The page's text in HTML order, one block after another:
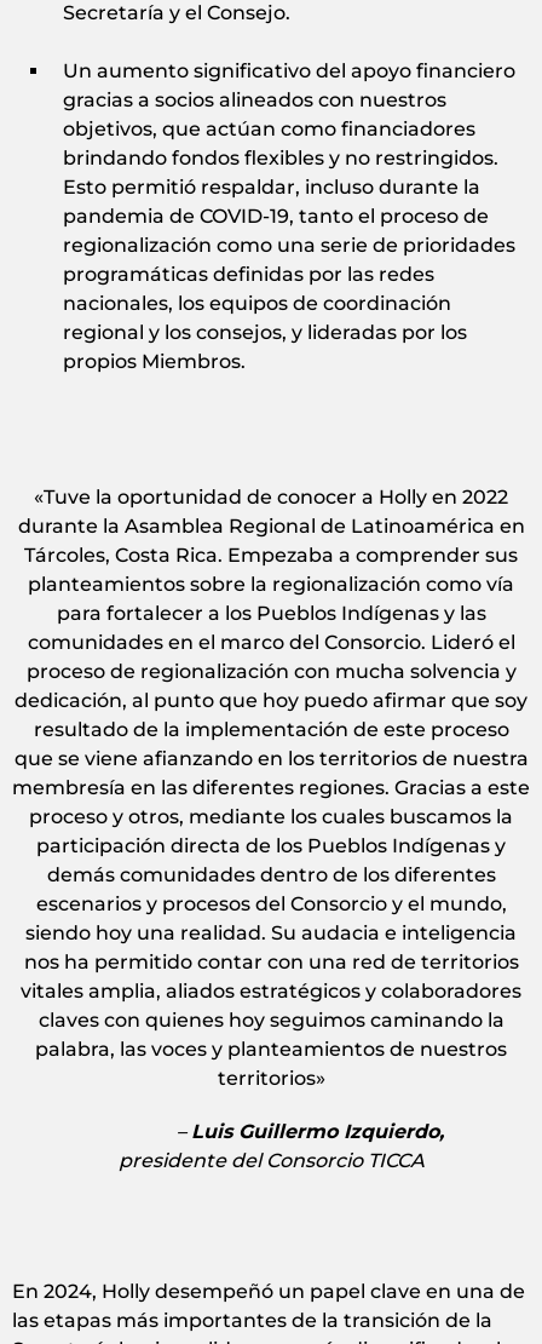
Secretaría y el Consejo.
Un aumento significativo del apoyo financiero
gracias a socios alineados con nuestros
objetivos, que actúan como financiadores
brindando fondos flexibles y no restringidos.
Esto permitió respaldar, incluso durante la
pandemia de COVID‑19, tanto el proceso de
regionalización como una serie de prioridades
programáticas definidas por las redes
nacionales, los equipos de coordinación
regional y los consejos, y lideradas por los
propios Miembros.
«Tuve la oportunidad de conocer a Holly en 2022
durante la Asamblea Regional de Latinoamérica en
Tárcoles, Costa Rica. Empezaba a comprender sus
planteamientos sobre la regionalización como vía
para fortalecer a los Pueblos Indígenas y las
comunidades en el marco del Consorcio. Lideró el
proceso de regionalización con mucha solvencia y
dedicación, al punto que hoy puedo afirmar que soy
resultado de la implementación de este proceso
que se viene afianzando en los territorios de nuestra
membresía en las diferentes regiones. Gracias a este
proceso y otros, mediante los cuales buscamos la
participación directa de los Pueblos Indígenas y
demás comunidades dentro de los diferentes
escenarios y procesos del Consorcio y el mundo,
siendo hoy una realidad. Su audacia e inteligencia
nos ha permitido contar con una red de territorios
vitales amplia, aliados estratégicos y colaboradores
claves con quienes hoy seguimos caminando la
palabra, las voces y planteamientos de nuestros
territorios»
–Luis Guillermo Izquierdo,
presidente del Consorcio TICCA
En 2024, Holly desempeñó un papel clave en una de
las etapas más importantes de la transición de la